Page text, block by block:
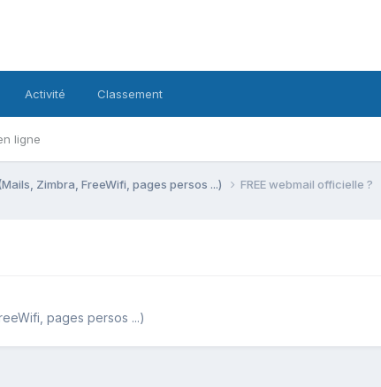
ligne
Activité Classement
Zimbra, FreeWifi, pages persos ...) FREE webmail officielle ?
pages persos ...)